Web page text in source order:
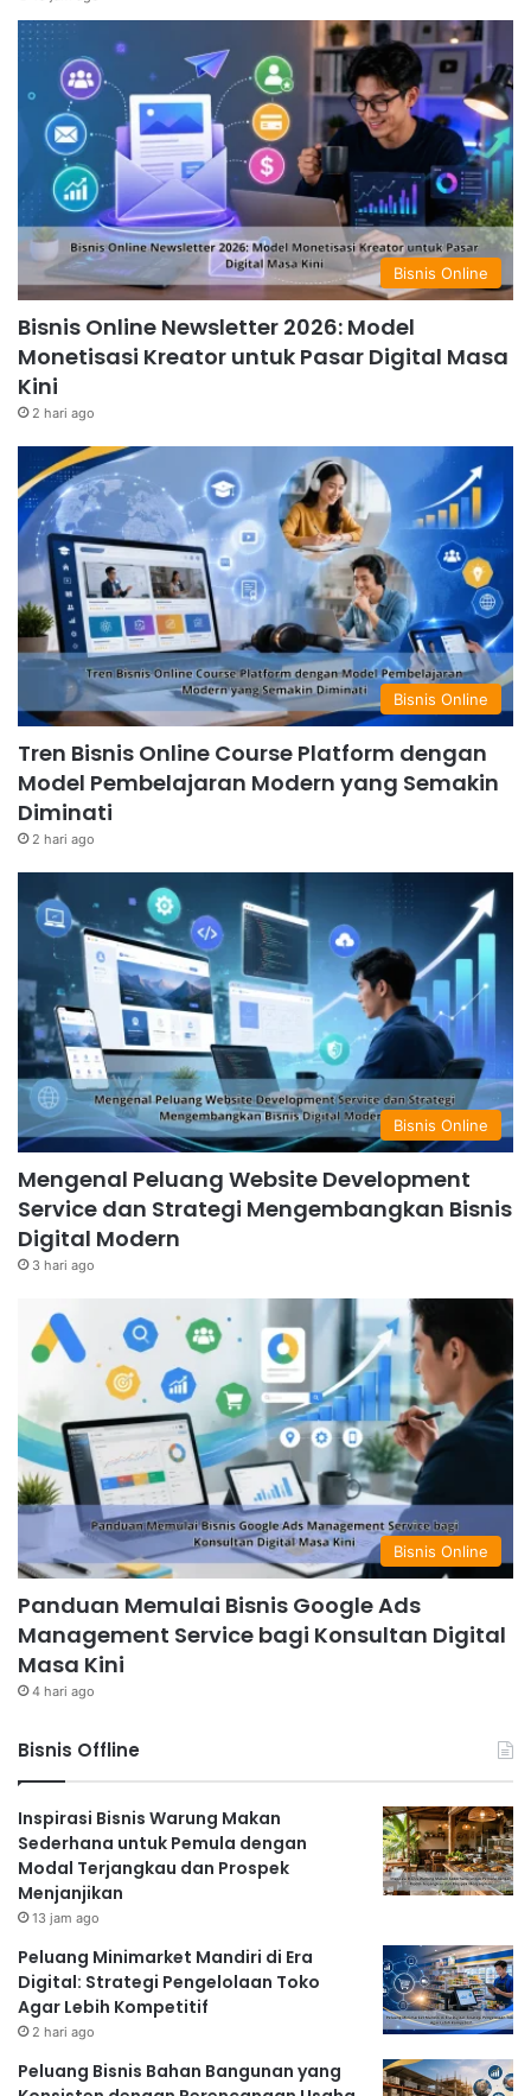
Bisnis Online
Bisnis Online Newsletter 2026: Model
Monetisasi Kreator untuk Pasar Digital Masa
Kini
2 hari ago
Bisnis Online
Tren Bisnis Online Course Platform dengan
Model Pembelajaran Modern yang Semakin
Diminati
2 hari ago
Bisnis Online
Mengenal Peluang Website Development
Service dan Strategi Mengembangkan Bisnis
Digital Modern
3 hari ago
Bisnis Online
Panduan Memulai Bisnis Google Ads
Management Service bagi Konsultan Digital
Masa Kini
4 hari ago
Bisnis Offline
Inspirasi Bisnis Warung Makan
Sederhana untuk Pemula dengan
Modal Terjangkau dan Prospek
Menjanjikan
13 jam ago
Peluang Minimarket Mandiri di Era
Digital: Strategi Pengelolaan Toko
Agar Lebih Kompetitif
2 hari ago
Peluang Bisnis Bahan Bangunan yang